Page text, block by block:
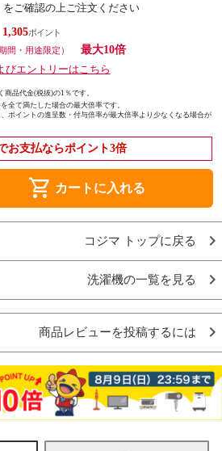
をご確認の上ご注文ください
1,305
期間・用途限定）
最大10倍
びエントリーはこちら
品代金(税抜)の1％です。
全て満たした場合の最大倍率です。
ポイントの進呈数・付与倍率が最大倍率より少なくなる場合が
お支払ならポイント3倍
shopping_cart カートに入れる
コジマ トップに戻る
洗濯機の一覧を見る
商品レビューを投稿するには